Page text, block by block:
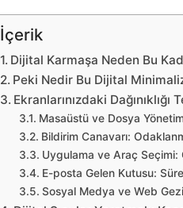
İçerik
Dijital Karmaşa Neden Bu
Peki Nedir Bu Dijital
Ekranlarınızdaki
Masaüstü ve Dosya
Bildirim Canavarı:
Uygulama ve Araç Seçimi:
E-posta Gelen Kutusu:
Sosyal Medya ve Web